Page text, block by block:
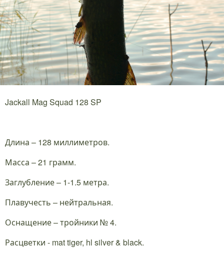
Jackall Mag Squad 128 SP
Длина – 128 миллиметров.
Масса – 21 грамм.
Заглубление – 1-1.5 метра.
Плавучесть – нейтральная.
Оснащение – тройники № 4.
Расцветки - mat tiger, hl silver & black.